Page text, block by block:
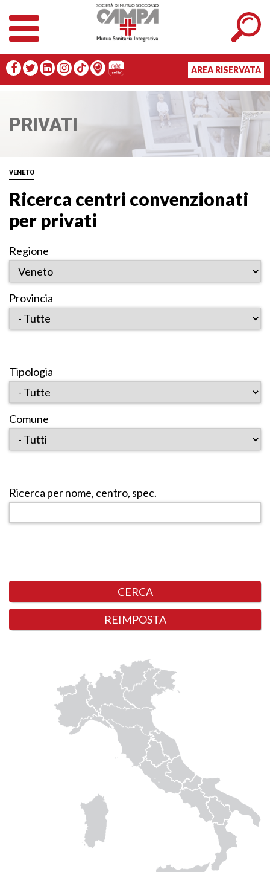
AREA RISERVATA
PRIVATI
VENETO
Ricerca centri convenzionati
per privati
Regione
Provincia
Tipologia
Comune
Ricerca per nome, centro, spec.